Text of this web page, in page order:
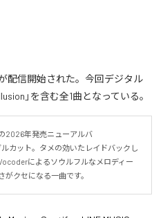
が配信開始された。今回デジタル
」を含む全1曲となっている。
2026年発売ニューアルバ
カット。タメの効いたレイドバックし
によるソウルフルなメロディー
クセになる一曲です。